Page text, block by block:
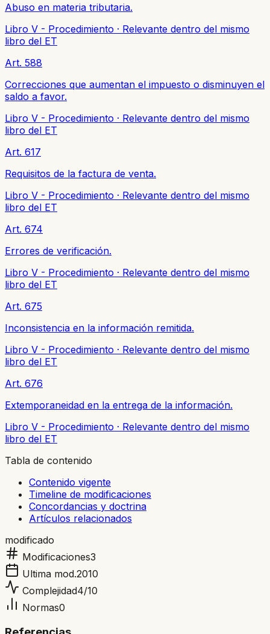
Abuso en materia tributaria.
Libro V - Procedimiento · Relevante dentro del mismo
libro del ET
Art. 588
Correcciones que aumentan el impuesto o disminuyen el
saldo a favor.
Libro V - Procedimiento · Relevante dentro del mismo
libro del ET
Art. 617
Requisitos de la factura de venta.
Libro V - Procedimiento · Relevante dentro del mismo
libro del ET
Art. 674
Errores de verificación.
Libro V - Procedimiento · Relevante dentro del mismo
libro del ET
Art. 675
Inconsistencia en la información remitida.
Libro V - Procedimiento · Relevante dentro del mismo
libro del ET
Art. 676
Extemporaneidad en la entrega de la información.
Libro V - Procedimiento · Relevante dentro del mismo
libro del ET
Tabla de contenido
Contenido vigente
Timeline de modificaciones
Concordancias y doctrina
Artículos relacionados
modificado
Modificaciones3
Ultima mod.2010
Complejidad4/10
Normas0